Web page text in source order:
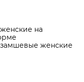
на
женские